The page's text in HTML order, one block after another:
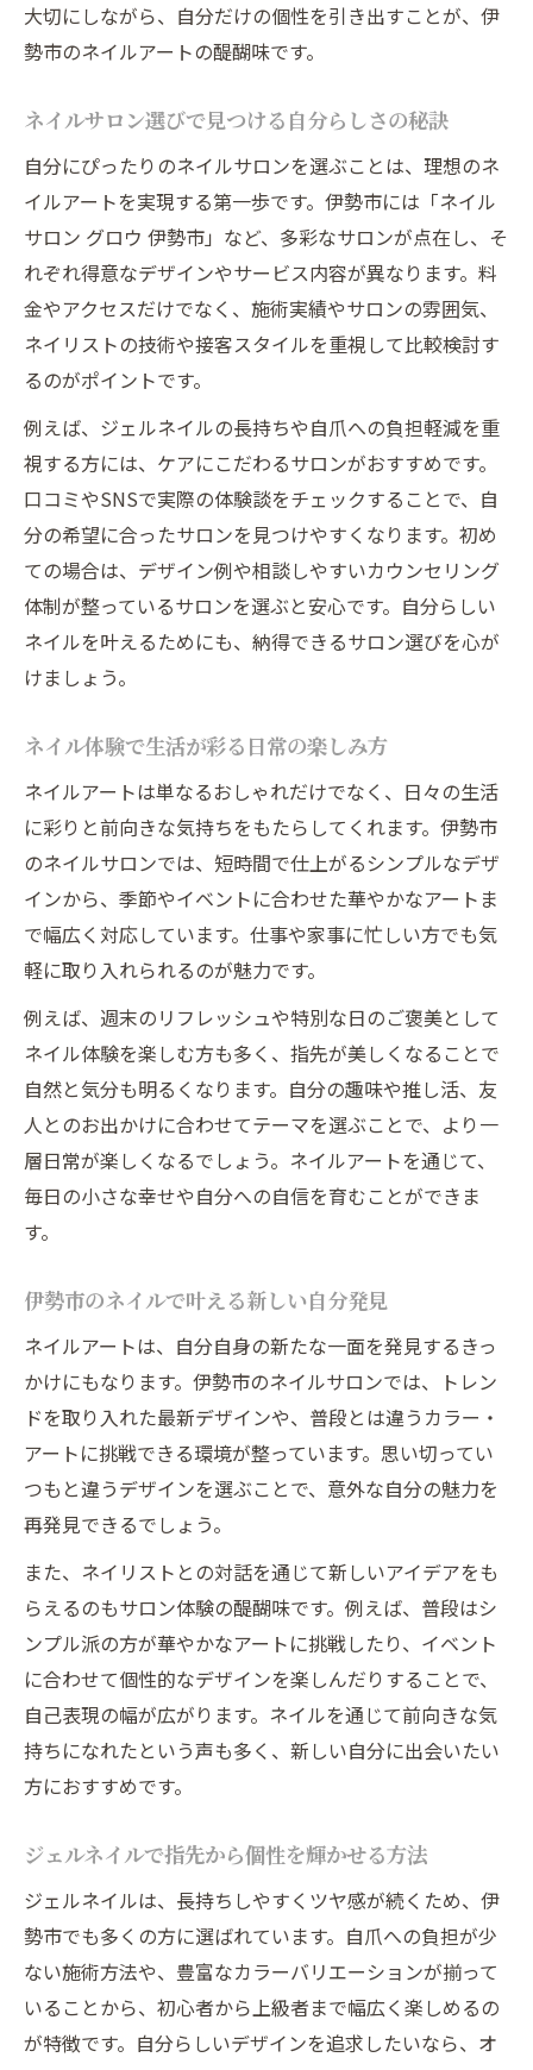
ジェルネイルで叶える最旬アートスタイル
短時間で美しく伊勢市でネイルを満喫
短時間施術で叶う理想のネイル体験法
ク
ネイルサロンで効率よく美しさを手に入れ
る
伊勢市で人気の時短ネイルアートの選び方
ネイルで時間を有効活用する工夫とポイン
ト
大人可愛いニュアンスネイルの選び方
大人可愛いニュアンスネイルの魅力と特徴
ネイルで叶える上品なニュアンスデザイン
術
伊勢市で人気のニュアンスネイルを楽しむ
には
トレンド感溢れるニュアンスネイルの選び
方
コツ
ネイルケアで指先から気分をアップ
ネイルケアで自爪の美しさを守るポイント
指先のケアで毎日をもっとポジティブに
ネイルサロンで受ける本格ケアのメリット
健康的なネイルで気分まで美しくなる理由
簡単ケアで叶う理想の指先美人の作り方
大切にしながら、自分だけの個性を引き出すことが、伊
勢市のネイルアートの醍醐味です。
ネイルサロン選びで見つける自分らしさの秘訣
自分にぴったりのネイルサロンを選ぶことは、理想のネ
イルアートを実現する第一歩です。伊勢市には「ネイル
サロン グロウ 伊勢市」など、多彩なサロンが点在し、そ
れぞれ得意なデザインやサービス内容が異なります。料
金やアクセスだけでなく、施術実績やサロンの雰囲気、
ネイリストの技術や接客スタイルを重視して比較検討す
るのがポイントです。
例えば、ジェルネイルの長持ちや自爪への負担軽減を重
視する方には、ケアにこだわるサロンがおすすめです。
口コミやSNSで実際の体験談をチェックすることで、自
分の希望に合ったサロンを見つけやすくなります。初め
ての場合は、デザイン例や相談しやすいカウンセリング
体制が整っているサロンを選ぶと安心です。自分らしい
ネイルを叶えるためにも、納得できるサロン選びを心が
けましょう。
ネイル体験で生活が彩る日常の楽しみ方
ネイルアートは単なるおしゃれだけでなく、日々の生活
に彩りと前向きな気持ちをもたらしてくれます。伊勢市
のネイルサロンでは、短時間で仕上がるシンプルなデザ
インから、季節やイベントに合わせた華やかなアートま
で幅広く対応しています。仕事や家事に忙しい方でも気
軽に取り入れられるのが魅力です。
例えば、週末のリフレッシュや特別な日のご褒美として
ネイル体験を楽しむ方も多く、指先が美しくなることで
自然と気分も明るくなります。自分の趣味や推し活、友
人とのお出かけに合わせてテーマを選ぶことで、より一
層日常が楽しくなるでしょう。ネイルアートを通じて、
毎日の小さな幸せや自分への自信を育むことができま
す。
伊勢市のネイルで叶える新しい自分発見
ネイルアートは、自分自身の新たな一面を発見するきっ
かけにもなります。伊勢市のネイルサロンでは、トレン
ドを取り入れた最新デザインや、普段とは違うカラー・
アートに挑戦できる環境が整っています。思い切ってい
つもと違うデザインを選ぶことで、意外な自分の魅力を
再発見できるでしょう。
また、ネイリストとの対話を通じて新しいアイデアをも
らえるのもサロン体験の醍醐味です。例えば、普段はシ
ンプル派の方が華やかなアートに挑戦したり、イベント
に合わせて個性的なデザインを楽しんだりすることで、
自己表現の幅が広がります。ネイルを通じて前向きな気
持ちになれたという声も多く、新しい自分に出会いたい
方におすすめです。
ジェルネイルで指先から個性を輝かせる方法
ジェルネイルは、長持ちしやすくツヤ感が続くため、伊
勢市でも多くの方に選ばれています。自爪への負担が少
ない施術方法や、豊富なカラーバリエーションが揃って
いることから、初心者から上級者まで幅広く楽しめるの
が特徴です。自分らしいデザインを追求したいなら、オ